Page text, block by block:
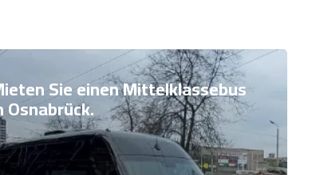
Sie einen Mittelklassebus
Osnabrück.